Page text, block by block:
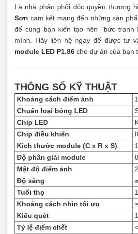
Là nhà phân phối độc quyền thương
Sơn cam kết mang đến những sản
để cùng bạn kiến tạo nên "bức tranh
mình. Hãy liên hệ ngay để được tư
module LED P1.86 cho dự án của bạn
THÔNG SỐ KỸ THUẬT
Khoảng cách điểm ảnh
Chuẩn loại bóng LED
Chip LED
Chip điều khiển
Kích thước module (C x R x S)
Độ phân giải module
Mật độ điểm ảnh
Độ sáng
Tuổi thọ
Khoảng cách nhìn tối ưu
Kiểu quét
Tỷ lệ điểm chết